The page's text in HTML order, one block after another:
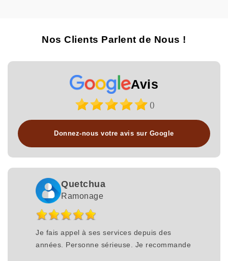
Nos Clients Parlent de Nous !
Avis
()
Donnez-nous votre avis sur Google
Quetchua
Ramonage
Je fais appel à ses services depuis des
années. Personne sérieuse. Je recommande